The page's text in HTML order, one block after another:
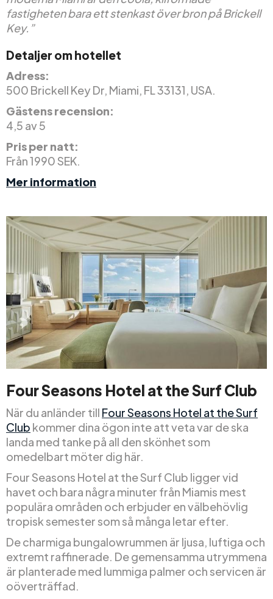
fastigheten bara ett stenkast över bron på Brickell
Key.”
Detaljer om hotellet
Adress:
500 Brickell Key Dr, Miami, FL 33131, USA.
Gästens recension:
4,5 av 5
Pris per natt:
Från 1990 SEK.
Mer information
Four Seasons Hotel at the Surf Club
När du anländer till Four Seasons Hotel at the Surf
Club kommer dina ögon inte att veta var de ska
landa med tanke på all den skönhet som
omedelbart möter dig här.
Four Seasons Hotel at the Surf Club ligger vid
havet och bara några minuter från Miamis mest
populära områden och erbjuder en välbehövlig
tropisk semester som så många letar efter.
De charmiga bungalowrummen är ljusa, luftiga och
extremt raffinerade. De gemensamma utrymmena
är planterade med lummiga palmer och servicen är
oöverträffad.